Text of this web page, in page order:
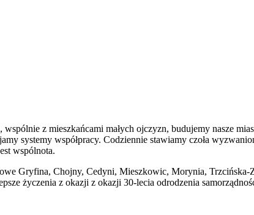
z mieszkańcami małych ojczyzn, budujemy nasze
systemy współpracy. Codziennie stawiamy czoła
wspólnota.
Gryfina, Chojny, Cedyni, Mieszkowic, Morynia,
życzenia z okazji z okazji 30-lecia odrodzenia